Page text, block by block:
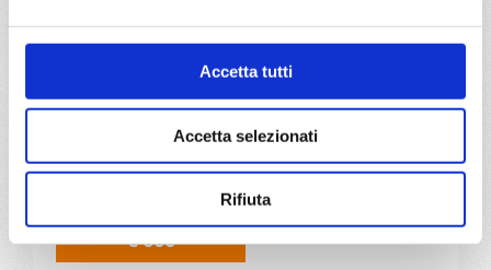
Accetta tutti
Accetta selezionati
Rifiuta
Mediterraneo8 giorni
daMargheraconCosta
Venezia, Bari, Santorini, Mykonos, Argostoli/Cefalonia,
Venezia
€ 600